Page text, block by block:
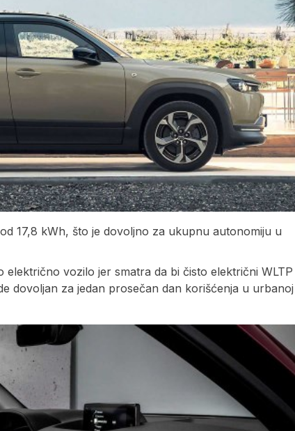
17,8 kWh, što je dovoljno za ukupnu autonomiju u
vozilo jer smatra da bi čisto električni WLTP
dovoljan za jedan prosečan dan korišćenja u urbanoj